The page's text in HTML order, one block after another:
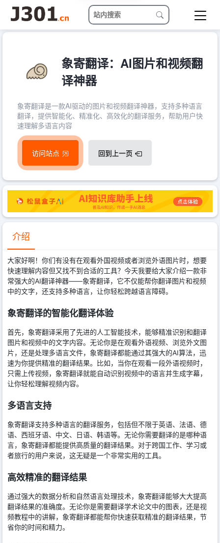
象寄翻译：AI图片和视频翻
译神器
象寄翻译是一款AI驱动的图片和视频翻译神器，支持多种语言
翻译，提供智能化、精准化、高效化的翻译服务，帮助用户快
速理解多语言内容
访问站点 回到上一页
介绍
大家好啊！你们有没有在观看外国视频或者浏览外语图片时，想要
快速理解内容但又找不到合适的工具？今天我要给大家介绍一款非
常强大的AI翻译神器——象寄翻译，它不仅能帮你翻译图片和视频
中的文字，还支持多种语言，让你轻松跨越语言障碍。
象寄翻译的智能化翻译体验
首先，象寄翻译采用了先进的人工智能技术，能够精准识别和翻译
图片和视频中的文字内容。无论你是在观看外语视频、浏览外文图
片，还是处理多语言文件，象寄翻译都能通过其强大的AI算法，迅
速为你提供精准的翻译结果。比如，当你在观看一段外语视频时，
只需上传视频，象寄翻译就能自动识别视频中的语言并生成字幕，
让你轻松理解视频内容。
多语言支持
象寄翻译支持多种语言的翻译服务，包括但不限于英语、法语、德
语、西班牙语、中文、日语、韩语等。无论你需要翻译的是哪种语
言，象寄翻译都能提供高质量的翻译结果。对于跨国工作、学习或
者旅行的用户来说，这无疑是一个非常实用的工具。
高效精准的翻译结果
通过强大的数据分析和自然语言处理技术，象寄翻译能够大大提高
翻译结果的准确度。无论你是需要翻译学术论文中的图表，还是视
频教程中的讲解，象寄翻译都能帮你快速获取精准的翻译结果，节
省你的时间和精力。